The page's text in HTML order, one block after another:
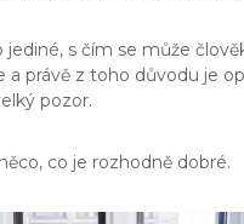
jediné, s čím se může
a právě z toho důvodu je
pozor.
co je rozhodně dobré.